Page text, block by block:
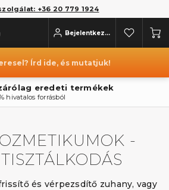
+36 20 779 1924
Bejelentkezés
Írd ide, és mutatjuk!
eredeti termékek
hivatalos forrásból
-
és vérpezsdítő zuhany, vagy